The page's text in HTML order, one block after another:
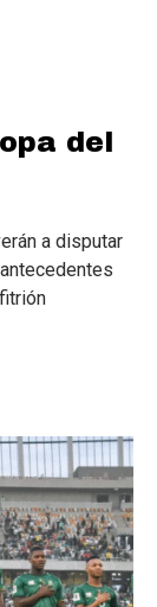
del
a disputar